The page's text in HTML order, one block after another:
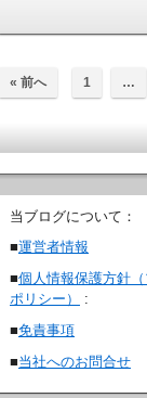
« 前へ 1 …
当ブログについて：
■運営者情報
■個人情報保護方針
ポリシー）
:
■免責事項
■当社へのお問合せ